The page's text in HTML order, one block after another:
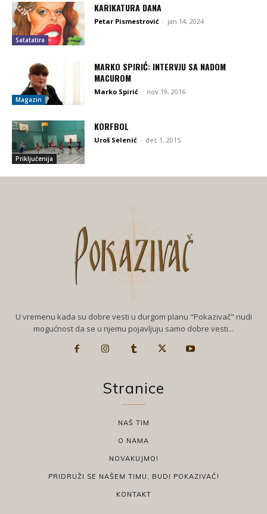
Satatatira
KARIKATURA DANA
Petar Pismestrović - jan 14, 2024
Magazin
MARKO SPIRIĆ: INTERVJU SA NADOM
MACUROM
Marko Spirić - nov 19, 2016
Priključenija
KORFBOL
Uroš Selenić - dec 1, 2015
U vremenu kada su dobre vesti u durgom planu "Pokazivač" nudi
mogućnost da se u njemu pojavljuju samo dobre vesti...
Stranice
NAŠ TIM
O NAMA
NOVAKUJMO!
PRIDRUŽI SE NAŠEM TIMU, BUDI POKAZIVAČ!
KONTAKT